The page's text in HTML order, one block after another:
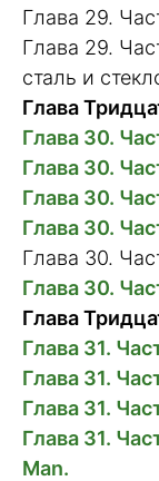
Глава 29.
Глава 29.
сталь и
Глава
Глава 30.
Глава 30.
Глава 30.
Глава 30.
Глава 30.
Глава 30.
Глава
Глава 31.
Глава 31.
Глава 31.
Глава 31.
Man.